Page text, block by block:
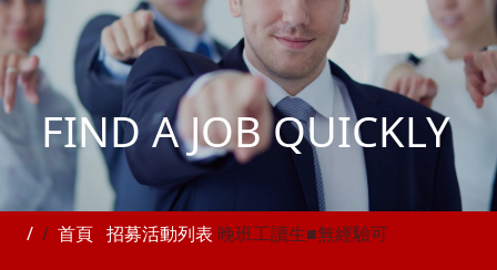
FIND A JOB QUICKLY
首頁 招募活動列表 晚班工讀生■無經驗可